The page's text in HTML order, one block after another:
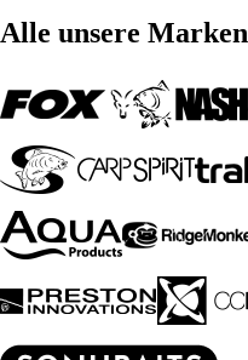
Alle unsere Marken